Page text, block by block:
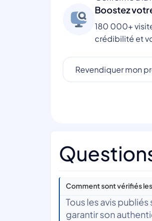
Boostez
180 000+
crédibilité et
Revendiquer mon
Comment sont vérifiés les
Tous les avis
garantir son